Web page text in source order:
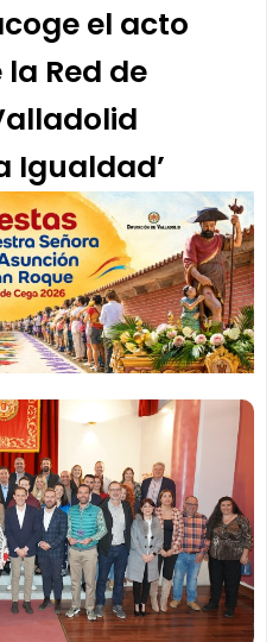
el acto
Red de
Igualdad’